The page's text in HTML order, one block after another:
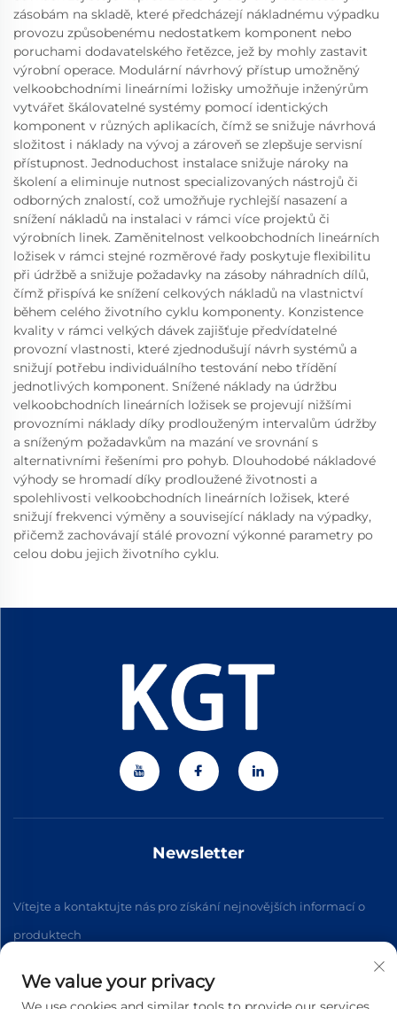
zásobám na skladě, které předcházejí nákladnému výpadku
provozu způsobenému nedostatkem komponent nebo
poruchami dodavatelského řetězce, jež by mohly zastavit
výrobní operace. Modulární návrhový přístup umožněný
velkoobchodními lineárními ložisky umožňuje inženýrům
vytvářet škálovatelné systémy pomocí identických
komponent v různých aplikacích, čímž se snižuje návrhová
složitost i náklady na vývoj a zároveň se zlepšuje servisní
přístupnost. Jednoduchost instalace snižuje nároky na
školení a eliminuje nutnost specializovaných nástrojů či
odborných znalostí, což umožňuje rychlejší nasazení a
snížení nákladů na instalaci v rámci více projektů či
výrobních linek. Zaměnitelnost velkoobchodních lineárních
ložisek v rámci stejné rozměrové řady poskytuje flexibilitu
při údržbě a snižuje požadavky na zásoby náhradních dílů,
čímž přispívá ke snížení celkových nákladů na vlastnictví
během celého životního cyklu komponenty. Konzistence
kvality v rámci velkých dávek zajišťuje předvídatelné
provozní vlastnosti, které zjednodušují návrh systémů a
snižují potřebu individuálního testování nebo třídění
jednotlivých komponent. Snížené náklady na údržbu
velkoobchodních lineárních ložisek se projevují nižšími
provozními náklady díky prodlouženým intervalům údržby
a sníženým požadavkům na mazání ve srovnání s
alternativními řešeními pro pohyb. Dlouhodobé nákladové
výhody se hromadí díky prodloužené životnosti a
spolehlivosti velkoobchodních lineárních ložisek, které
snižují frekvenci výměny a související náklady na výpadky,
přičemž zachovávají stálé provozní výkonné parametry po
celou dobu jejich životního cyklu.
Newsletter
Vítejte a kontaktujte nás pro získání nejnovějších informací o
produktech
Přihlásit se k odběru
We value your privacy